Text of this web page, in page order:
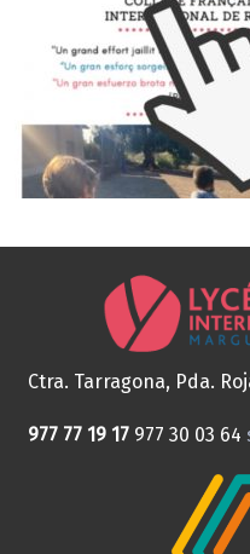
Ctra. Tarragona, Pda.
977 77 19 17 977 30 03 64